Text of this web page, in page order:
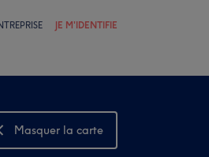
JE M'IDENTIFIE
Masquer la carte
Montrer la carte